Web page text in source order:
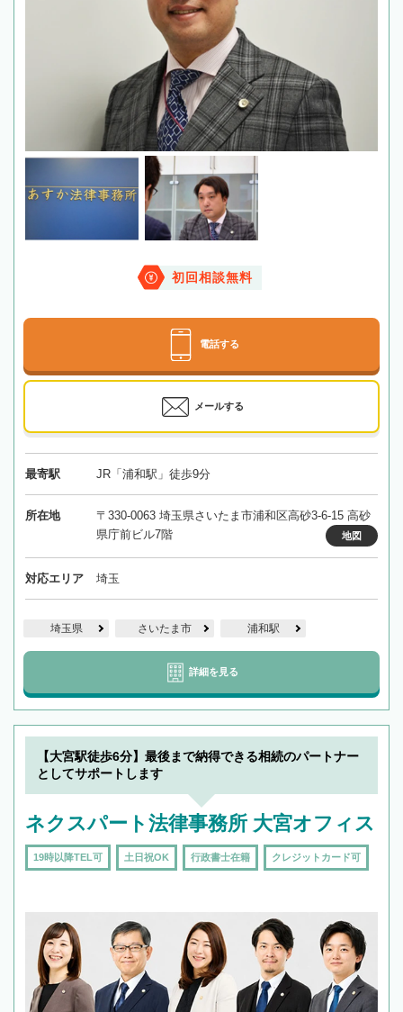
初回相談無料
電話する
メールする
最寄駅 JR「浦和駅」徒歩9分
所在地
〒330-0063 埼玉県さいたま市浦和区高砂3-6-15 高砂
県庁前ビル7階
地図
対応エリア 埼玉
埼玉県 さいたま市 浦和駅
詳細を見る
【大宮駅徒歩6分】最後まで納得できる相続のパートナー
としてサポートします
ネクスパート法律事務所 大宮オフィス
19時以降TEL可 土日祝OK 行政書士在籍 クレジットカード可